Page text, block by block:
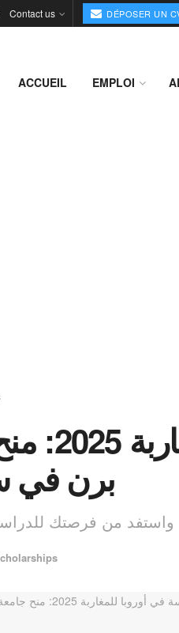
Contact us DÉPOSER UN
ACCUEIL EMPLOI
الدراسة في
برن في